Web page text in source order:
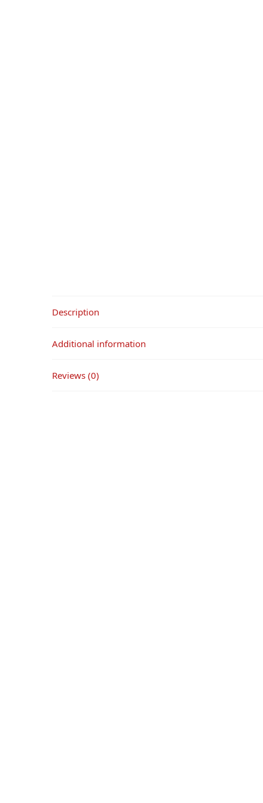
Description
Additional information
Reviews (0)